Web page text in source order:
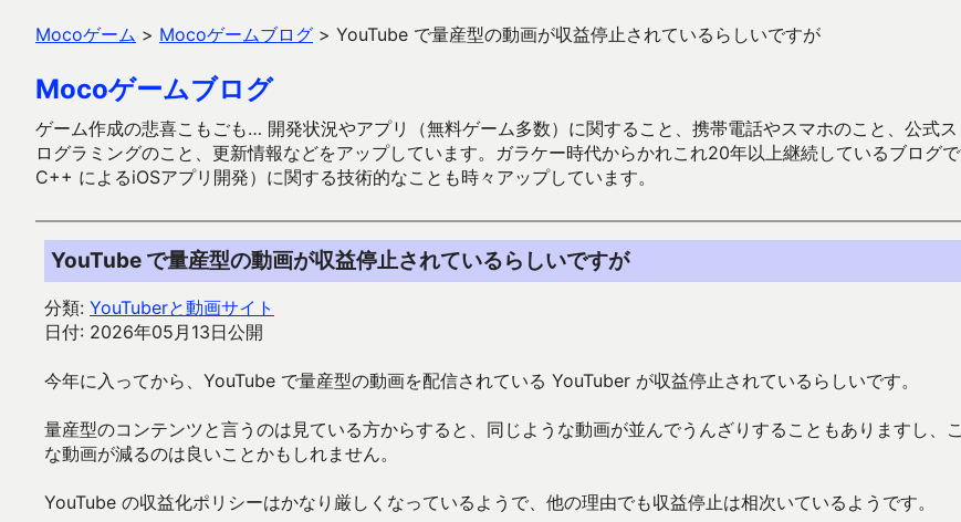
Mocoゲーム > Mocoゲームブログ > YouTube で量産型の動画が収益停止されているらしいですが
Mocoゲームブログ
ゲーム作成の悲喜こもごも… 開発状況やアプリ（無料ゲーム多数）に関すること、携帯電話やスマホのこと、公式
ログラミングのこと、更新情報などをアップしています。ガラケー時代からかれこれ20年以上継続しているブロ
C++ によるiOSアプリ開発）に関する技術的なことも時々アップしています。
YouTube で量産型の動画が収益停止されているらしいですが
分類: YouTuberと動画サイト
日付: 2026年05月13日公開
今年に入ってから、YouTube で量産型の動画を配信されている YouTuber が収益停止されているらしいです。
量産型のコンテンツと言うのは見ている方からすると、同じような動画が並んでうんざりすることもありますし、
な動画が減るのは良いことかもしれません。
YouTube の収益化ポリシーはかなり厳しくなっているようで、他の理由でも収益停止は相次いているようです。